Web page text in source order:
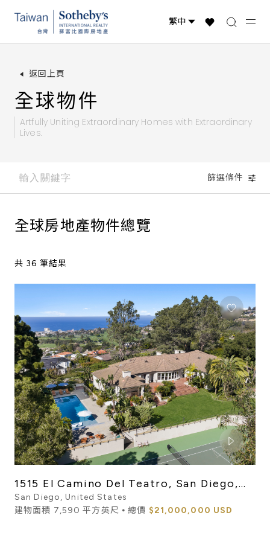
台灣物件
返回上頁
全球物件
Artfully Uniting Extraordinary Homes with Extraordinary
Lives.
篩選條件
全球房地產物件總覽
共 36 筆結果
1515 El Camino Del Teatro, San Diego,
CA 92037
San Diego, United States
建物面積 7,590 平方英尺 ⦁ 總價 $21,000,000 USD